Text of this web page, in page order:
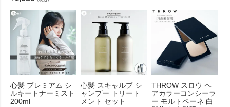
心髪 プレミアム シ
ルキートナーミスト
200ml
心髪 スキャルプ シ
ャンプー トリート
メント セット
THROW スロウ ヘ
アカラーコンシーラ
ー モルトベーネ 白